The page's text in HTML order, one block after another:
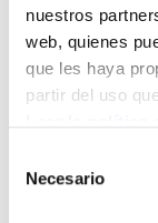
nuestros
web, quienes
que les haya
partir del uso
Necesario